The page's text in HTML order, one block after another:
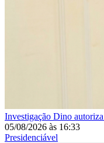
Investigação Dino
05/08/2026 às 16:33
Presidenciável